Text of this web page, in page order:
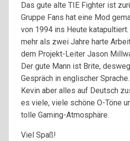
Das gute alte TIE Fighter ist
Gruppe Fans hat eine Mod
von 1994 ins Heute
mehr als zwei Jahre harte
dem Projekt-Leiter Jason
Der gute Mann ist Brite,
Gespräch in englischer
Kevin aber alles auf Deutsch
es viele, viele schöne O-Töne
tolle Gaming-Atmosphäre.
Viel Spaß!